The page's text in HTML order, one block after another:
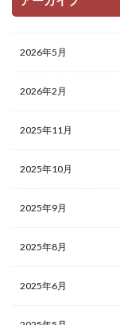
2026年5月
2026年2月
2025年11月
2025年10月
2025年9月
2025年8月
2025年6月